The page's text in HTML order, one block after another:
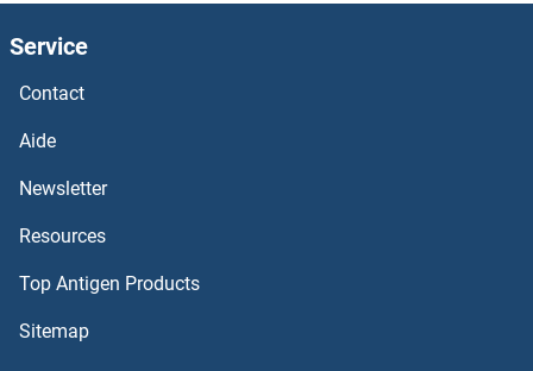
Ensa Kits ELISA
ENPP7 Kits ELISA
ENPP5 Kits ELISA
Service
Contact
Aide
Newsletter
Resources
Top Antigen Products
Sitemap